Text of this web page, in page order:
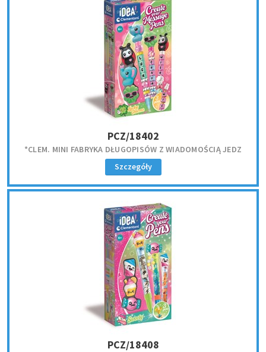
PCZ/18402
*CLEM. MINI FABRYKA DŁUGOPISÓW Z WIADOMOŚCIĄ JEDZ
Szczegóły
PCZ/18408